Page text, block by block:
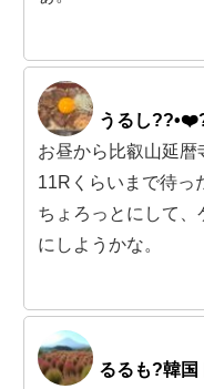
うるし
お昼から比叡山延暦
11Rくらいまで待
ちょろっとにして
にしようかな。
るるも?韓国